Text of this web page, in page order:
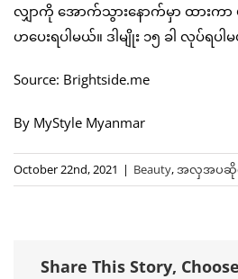
လျှာကို အောက်သွားနောက်မှာ ထားက
ဟပေးရပါမယ်။ ဒါမျိုး ၁၅ ခါ လုပ်ရပါ
Source: Brightside.me
By MyStyle Myanmar
October 22nd, 2021 | Beauty,အလှအပဆိုင်ရ
Share This Story,